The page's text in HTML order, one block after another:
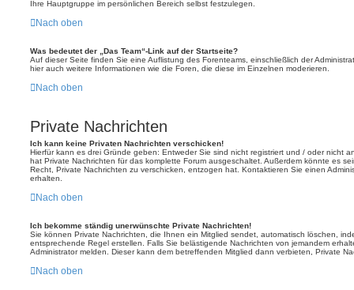
Ihre Hauptgruppe im persönlichen Bereich selbst festzulegen.
Nach oben
Was bedeutet der „Das Team“-Link auf der Startseite?
Auf dieser Seite finden Sie eine Auflistung des Forenteams, einschließlich der
hier auch weitere Informationen wie die Foren, die diese im Einzelnen moderieren.
Nach oben
Private Nachrichten
Ich kann keine Privaten Nachrichten verschicken!
Hierfür kann es drei Gründe geben: Entweder Sie sind nicht registriert und / oder nicht
hat Private Nachrichten für das komplette Forum ausgeschaltet. Außerdem könnte es
Recht, Private Nachrichten zu verschicken, entzogen hat. Kontaktieren Sie einen
erhalten.
Nach oben
Ich bekomme ständig unerwünschte Private Nachrichten!
Sie können Private Nachrichten, die Ihnen ein Mitglied sendet, automatisch löschen,
entsprechende Regel erstellen. Falls Sie belästigende Nachrichten von jemandem
Administrator melden. Dieser kann dem betreffenden Mitglied dann verbieten, Private
Nach oben